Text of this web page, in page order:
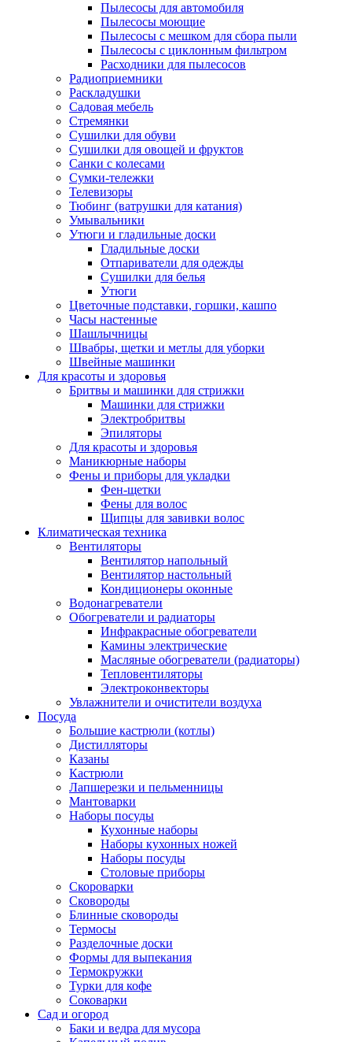
Пылесосы для автомобиля
Пылесосы моющие
Пылесосы с мешком для сбора пыли
Пылесосы с циклонным фильтром
Расходники для пылесосов
Радиоприемники
Раскладушки
Садовая мебель
Стремянки
Сушилки для обуви
Сушилки для овощей и фруктов
Санки с колесами
Сумки-тележки
Телевизоры
Тюбинг (ватрушки для катания)
Умывальники
Утюги и гладильные доски
Гладильные доски
Отпариватели для одежды
Сушилки для белья
Утюги
Цветочные подставки, горшки, кашпо
Часы настенные
Шашлычницы
Швабры, щетки и метлы для уборки
Швейные машинки
Для красоты и здоровья
Бритвы и машинки для стрижки
Машинки для стрижки
Электробритвы
Эпиляторы
Для красоты и здоровья
Маникюрные наборы
Фены и приборы для укладки
Фен-щетки
Фены для волос
Щипцы для завивки волос
Климатическая техника
Вентиляторы
Вентилятор напольный
Вентилятор настольный
Кондиционеры оконные
Водонагреватели
Обогреватели и радиаторы
Инфракрасные обогреватели
Камины электрические
Масляные обогреватели (радиаторы)
Тепловентиляторы
Электроконвекторы
Увлажнители и очистители воздуха
Посуда
Большие кастрюли (котлы)
Дистилляторы
Казаны
Кастрюли
Лапшерезки и пельменницы
Мантоварки
Наборы посуды
Кухонные наборы
Наборы кухонных ножей
Наборы посуды
Столовые приборы
Скороварки
Сковороды
Блинные сковороды
Термосы
Разделочные доски
Формы для выпекания
Термокружки
Турки для кофе
Соковарки
Сад и огород
Баки и ведра для мусора